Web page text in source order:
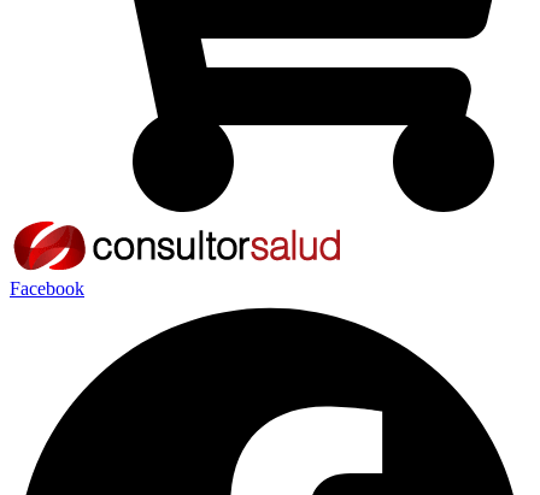
Facebook